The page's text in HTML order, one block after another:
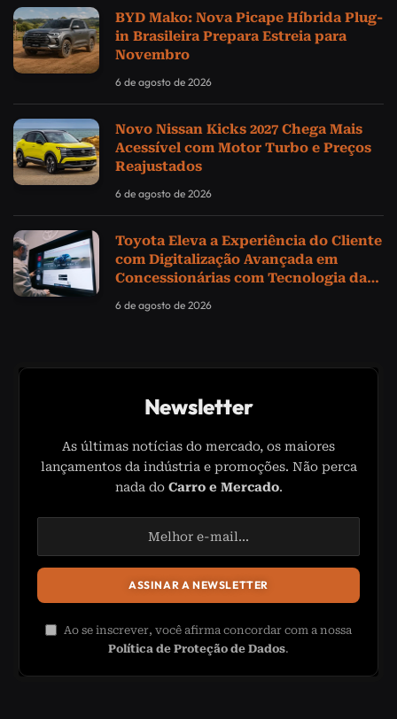
BYD Mako: Nova Picape Híbrida Plug-
in Brasileira Prepara Estreia para
Novembro
6 de agosto de 2026
Novo Nissan Kicks 2027 Chega Mais
Acessível com Motor Turbo e Preços
Reajustados
6 de agosto de 2026
Toyota Eleva a Experiência do Cliente
com Digitalização Avançada em
Concessionárias com Tecnologia da
6 de agosto de 2026
Newsletter
As últimas notícias do mercado, os maiores
lançamentos da indústria e promoções. Não perca
nada do Carro e Mercado.
Ao se inscrever, você afirma concordar com a nossa
Política de Proteção de Dados.